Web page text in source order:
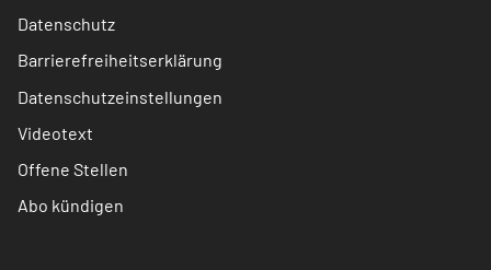
Datenschutz
Barrierefreiheitserklärung
Datenschutzeinstellungen
Videotext
Offene Stellen
Abo kündigen